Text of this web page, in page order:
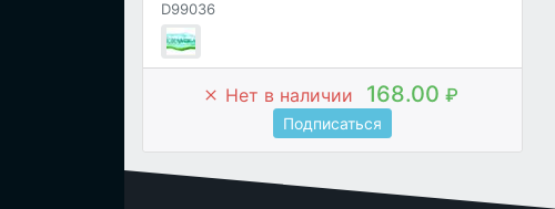
D99036
Нет в наличии 168.00₽
Подписаться